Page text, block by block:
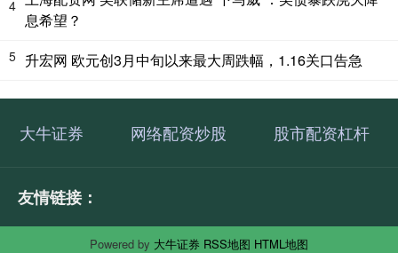
4
息希望？
5 升宏网 欧元创3月中旬以来最大周跌幅，1.16关口告急
大牛证券 网络配资炒股 股市配资杠杆
友情链接：
Powered by 大牛证券 RSS地图 HTML地图